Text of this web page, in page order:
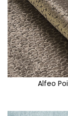
Alfeo